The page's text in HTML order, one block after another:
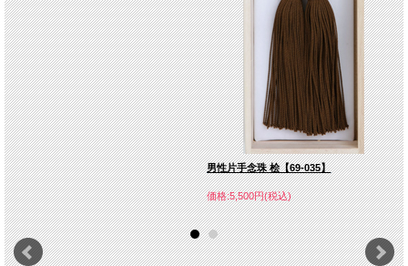
男性片手念珠 桧【69-035】
価格:5,500円(税込)